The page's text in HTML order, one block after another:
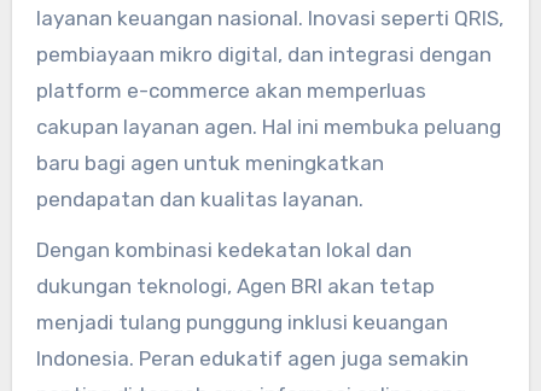
layanan keuangan nasional. Inovasi seperti QRIS,
pembiayaan mikro digital, dan integrasi dengan
platform e-commerce akan memperluas
cakupan layanan agen. Hal ini membuka peluang
baru bagi agen untuk meningkatkan
pendapatan dan kualitas layanan.
Dengan kombinasi kedekatan lokal dan
dukungan teknologi, Agen BRI akan tetap
menjadi tulang punggung inklusi keuangan
Indonesia. Peran edukatif agen juga semakin